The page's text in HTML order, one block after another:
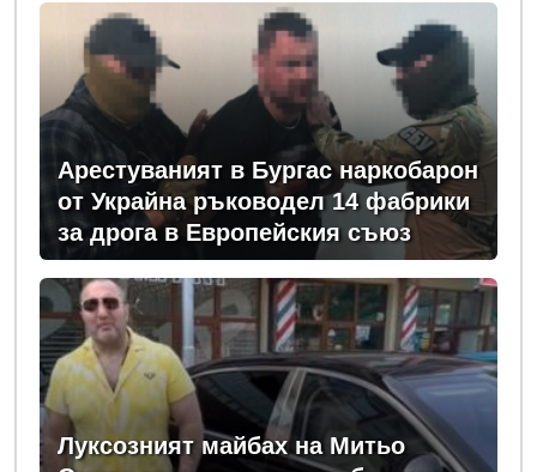
Арестуваният в Бургас наркобарон
от Украйна ръководел 14 фабрики
за дрога в Европейския съюз
Луксозният майбах на Митьо